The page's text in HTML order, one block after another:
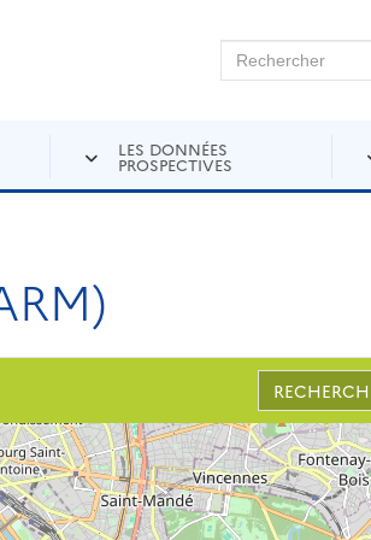
Rechercher sur
LES DONNÉES
PROSPECTIVES